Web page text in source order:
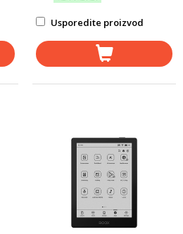
Usporedite proizvod